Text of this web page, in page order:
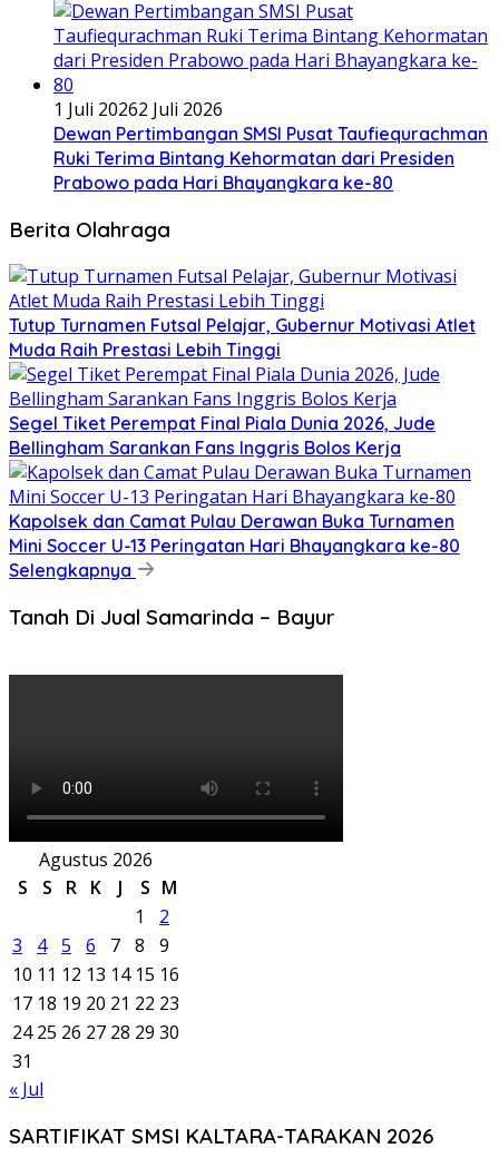
1 Juli 20262 Juli 2026
Dewan Pertimbangan SMSI Pusat Taufiequrachman
Ruki Terima Bintang Kehormatan dari Presiden
Prabowo pada Hari Bhayangkara ke-80
Berita Olahraga
Tutup Turnamen Futsal Pelajar, Gubernur Motivasi Atlet
Muda Raih Prestasi Lebih Tinggi
Segel Tiket Perempat Final Piala Dunia 2026, Jude
Bellingham Sarankan Fans Inggris Bolos Kerja
Kapolsek dan Camat Pulau Derawan Buka Turnamen
Mini Soccer U-13 Peringatan Hari Bhayangkara ke-80
Selengkapnya
Tanah Di Jual Samarinda – Bayur
Agustus 2026
S
S R K J S M
1
2
3
4 5 6 7 8
9
10 11 12 13 14 15 16
17 18 19 20 21 22 23
24 25 26 27 28 29 30
31
« Jul
SARTIFIKAT SMSI KALTARA-TARAKAN 2026